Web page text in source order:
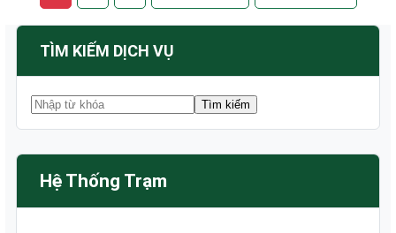
TÌM KIẾM DỊCH VỤ
Hệ Thống Trạm